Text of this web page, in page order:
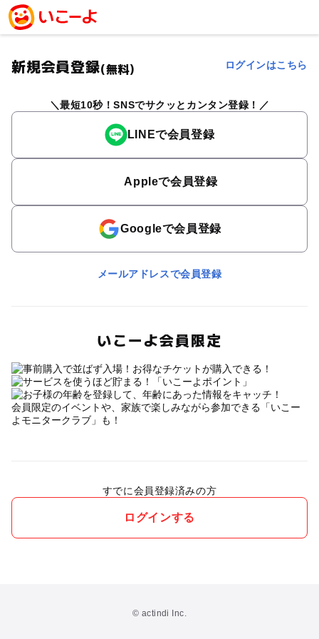
新規会員登録(無料) ログインはこちら
最短10秒！SNSでサクッとカンタン登録！
LINEで会員登録
Appleで会員登録
Googleで会員登録
メールアドレスで会員登録
いこーよ会員限定
会員限定のイベントや、家族で楽しみながら参加できる「いこー
よモニタークラブ」も！
すでに会員登録済みの方
ログインする
© actindi Inc.